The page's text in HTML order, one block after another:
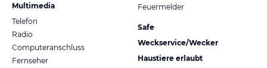
Multimedia
Telefon
Radio
Computeranschluss
Fernseher
Feuermelder
Safe
Weckservice/Wecker
Haustiere erlaubt